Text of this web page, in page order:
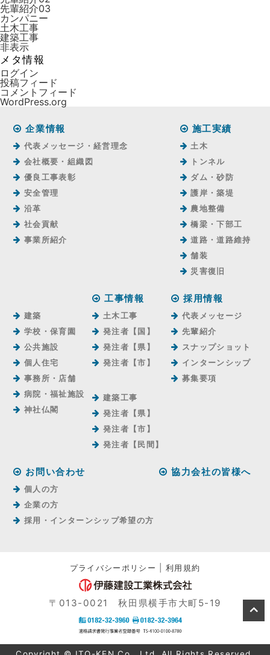
先輩紹介03
カンパニー
土木工事
建築工事
非表示
メタ情報
ログイン
投稿フィード
コメントフィード
WordPress.org
企業情報
代表メッセージ・経営理念
会社概要・組織図
優良工事表彰
安全管理
沿革
社会貢献
事業所紹介
施工実績
土木
トンネル
ダム・砂防
護岸・築堤
農地整備
橋梁・下部工
道路・道路維持
舗装
災害復旧
建築
学校・保育園
公共施設
個人住宅
事務所・店舗
病院・福祉施設
神社仏閣
工事情報
土木工事
発注者【国】
発注者【県】
発注者【市】
建築工事
発注者【県】
発注者【市】
発注者【⺠間】
採用情報
代表メッセージ
先輩紹介
スナップショット
インターンシップ
募集要項
お問い合わせ
個人の方
企業の方
採用・インターンシップ希望の方
協力会社の皆様へ
プライバシーポリシー |利用規約
〒013-0021 秋田県横手市大町5-19